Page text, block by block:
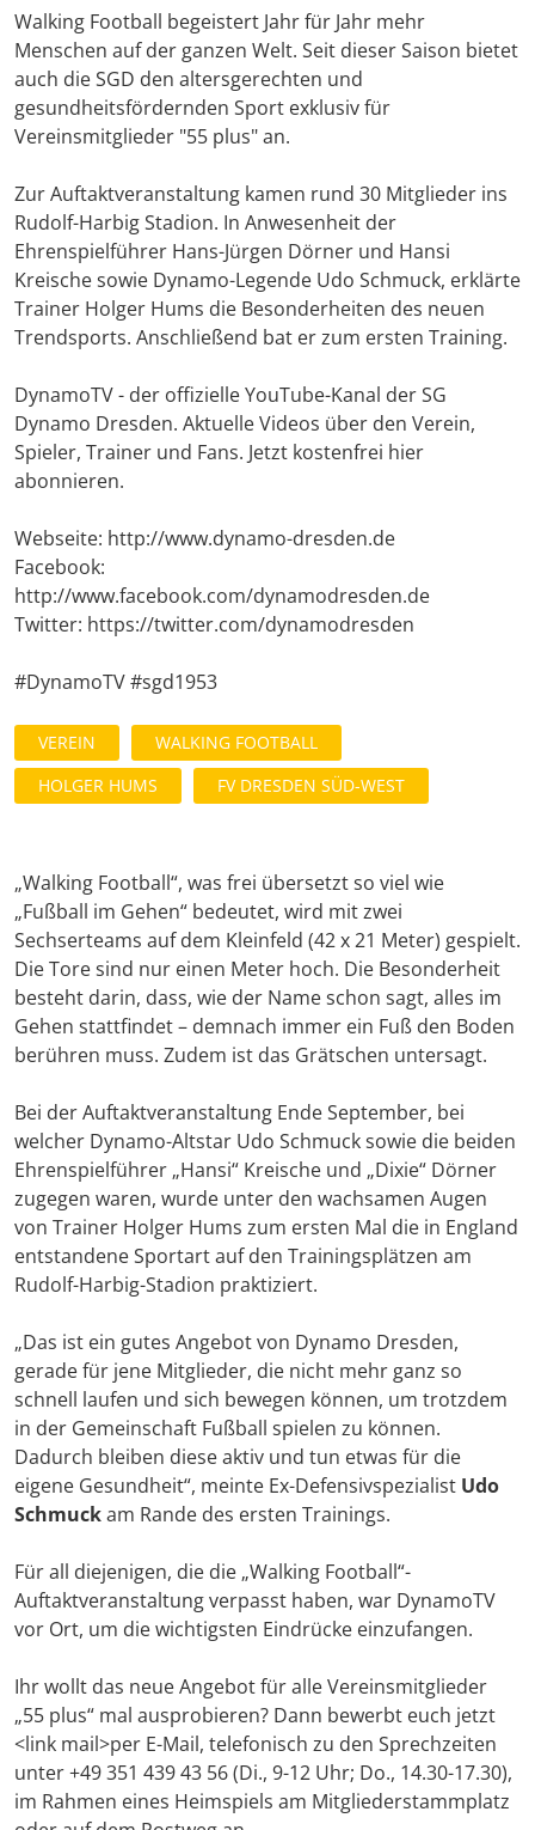
Walking Football begeistert Jahr für Jahr mehr
Menschen auf der ganzen Welt. Seit dieser Saison bietet
auch die SGD den altersgerechten und
gesundheitsfördernden Sport exklusiv für
Vereinsmitglieder "55 plus" an.
Zur Auftaktveranstaltung kamen rund 30 Mitglieder ins
Rudolf-Harbig Stadion. In Anwesenheit der
Ehrenspielführer Hans-Jürgen Dörner und Hansi
Kreische sowie Dynamo-Legende Udo Schmuck, erklärte
Trainer Holger Hums die Besonderheiten des neuen
Trendsports. Anschließend bat er zum ersten Training.
DynamoTV - der offizielle YouTube-Kanal der SG
Dynamo Dresden. Aktuelle Videos über den Verein,
Spieler, Trainer und Fans. Jetzt kostenfrei hier
abonnieren.
Webseite: http://www.dynamo-dresden.de
Facebook:
http://www.facebook.com/dynamodresden.de
Twitter: https://twitter.com/dynamodresden
#DynamoTV #sgd1953
VEREIN
WALKING FOOTBALL
HOLGER HUMS
FV DRESDEN SÜD-WEST
„Walking Football“, was frei übersetzt so viel wie
„Fußball im Gehen“ bedeutet, wird mit zwei
Sechserteams auf dem Kleinfeld (42 x 21 Meter) gespielt.
Die Tore sind nur einen Meter hoch. Die Besonderheit
besteht darin, dass, wie der Name schon sagt, alles im
Gehen stattfindet – demnach immer ein Fuß den Boden
berühren muss. Zudem ist das Grätschen untersagt.
Bei der Auftaktveranstaltung Ende September, bei
welcher Dynamo-Altstar Udo Schmuck sowie die beiden
Ehrenspielführer „Hansi“ Kreische und „Dixie“ Dörner
zugegen waren, wurde unter den wachsamen Augen
von Trainer Holger Hums zum ersten Mal die in England
entstandene Sportart auf den Trainingsplätzen am
Rudolf-Harbig-Stadion praktiziert.
„Das ist ein gutes Angebot von Dynamo Dresden,
gerade für jene Mitglieder, die nicht mehr ganz so
schnell laufen und sich bewegen können, um trotzdem
in der Gemeinschaft Fußball spielen zu können.
Dadurch bleiben diese aktiv und tun etwas für die
eigene Gesundheit“, meinte Ex-Defensivspezialist Udo
Schmuckam Rande des ersten Trainings.
Für all diejenigen, die die „Walking Football“-
Auftaktveranstaltung verpasst haben, war DynamoTV
vor Ort, um die wichtigsten Eindrücke einzufangen.
Ihr wollt das neue Angebot für alle Vereinsmitglieder
„55 plus“ mal ausprobieren? Dann bewerbt euch jetzt
<link mail>per E-Mail, telefonisch zu den Sprechzeiten
unter +49 351 439 43 56 (Di., 9-12 Uhr; Do., 14.30-17.30),
im Rahmen eines Heimspiels am Mitgliederstammplatz